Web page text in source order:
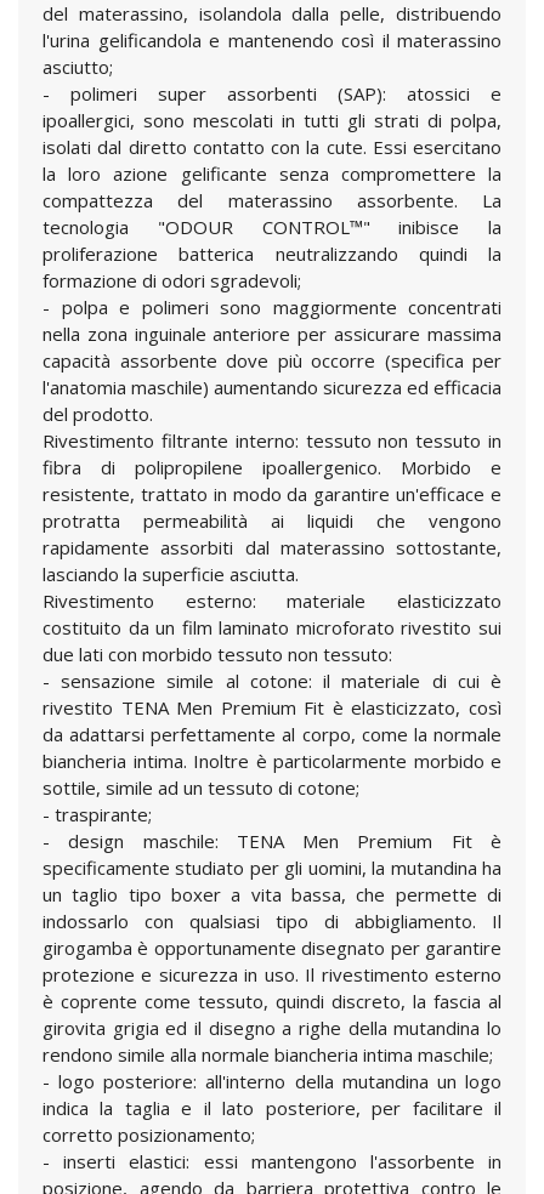
del materassino, isolandola dalla pelle, distribuendo
l'urina gelificandola e mantenendo così il materassino
asciutto;
- polimeri super assorbenti (SAP): atossici e
ipoallergici, sono mescolati in tutti gli strati di polpa,
isolati dal diretto contatto con la cute. Essi esercitano
la loro azione gelificante senza compromettere la
compattezza del materassino assorbente. La
tecnologia "ODOUR CONTROL™" inibisce la
proliferazione batterica neutralizzando quindi la
formazione di odori sgradevoli;
- polpa e polimeri sono maggiormente concentrati
nella zona inguinale anteriore per assicurare massima
capacità assorbente dove più occorre (specifica per
l'anatomia maschile) aumentando sicurezza ed efficacia
del prodotto.
Rivestimento filtrante interno: tessuto non tessuto in
fibra di polipropilene ipoallergenico. Morbido e
resistente, trattato in modo da garantire un'efficace e
protratta permeabilità ai liquidi che vengono
rapidamente assorbiti dal materassino sottostante,
lasciando la superficie asciutta.
Rivestimento esterno: materiale elasticizzato
costituito da un film laminato microforato rivestito sui
due lati con morbido tessuto non tessuto:
- sensazione simile al cotone: il materiale di cui è
rivestito TENA Men Premium Fit è elasticizzato, così
da adattarsi perfettamente al corpo, come la normale
biancheria intima. Inoltre è particolarmente morbido e
sottile, simile ad un tessuto di cotone;
- traspirante;
- design maschile: TENA Men Premium Fit è
specificamente studiato per gli uomini, la mutandina ha
un taglio tipo boxer a vita bassa, che permette di
indossarlo con qualsiasi tipo di abbigliamento. Il
girogamba è opportunamente disegnato per garantire
protezione e sicurezza in uso. Il rivestimento esterno
è coprente come tessuto, quindi discreto, la fascia al
girovita grigia ed il disegno a righe della mutandina lo
rendono simile alla normale biancheria intima maschile;
- logo posteriore: all'interno della mutandina un logo
indica la taglia e il lato posteriore, per facilitare il
corretto posizionamento;
- inserti elastici: essi mantengono l'assorbente in
posizione, agendo da barriera protettiva contro le